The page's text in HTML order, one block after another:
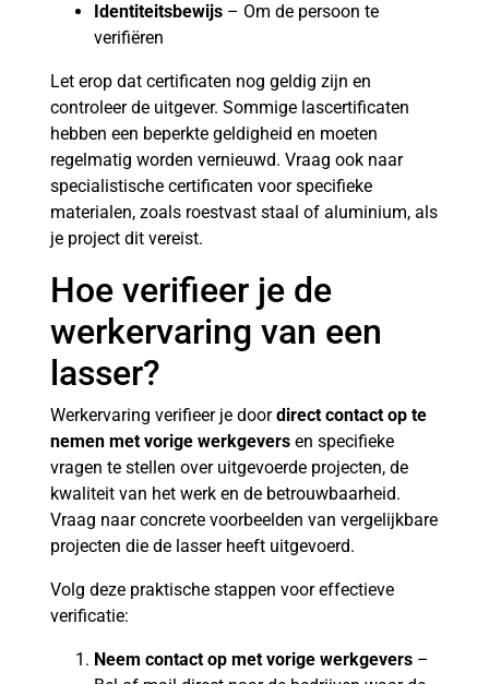
Identiteitsbewijs – Om de persoon te
verifiëren
Let erop dat certificaten nog geldig zijn en
controleer de uitgever. Sommige lascertificaten
hebben een beperkte geldigheid en moeten
regelmatig worden vernieuwd. Vraag ook naar
specialistische certificaten voor specifieke
materialen, zoals roestvast staal of aluminium, als
je project dit vereist.
Hoe verifieer je de
werkervaring van een
lasser?
Werkervaring verifieer je doordirect contact op te
nemen met vorige werkgevers en specifieke
vragen te stellen over uitgevoerde projecten, de
kwaliteit van het werk en de betrouwbaarheid.
Vraag naar concrete voorbeelden van vergelijkbare
projecten die de lasser heeft uitgevoerd.
Volg deze praktische stappen voor effectieve
verificatie:
Neem contact op met vorige werkgevers –